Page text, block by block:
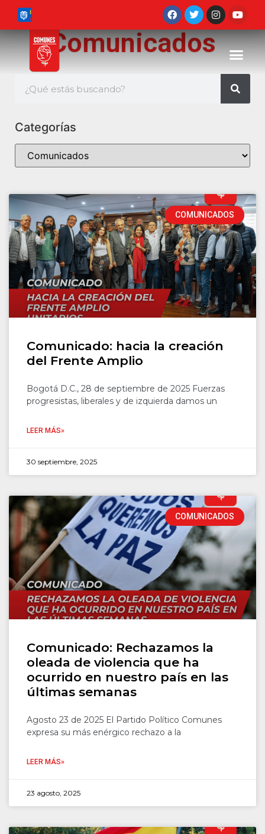
Comunicados
Categorías
COMUNICADOS
Comunicado: hacia la creación
del Frente Amplio
Bogotá D.C., 28 de septiembre de 2025 Fuerzas
progresistas, liberales y de izquierda damos un
LEER MÁS»
30 septiembre, 2025
COMUNICADOS
Comunicado: Rechazamos la
oleada de violencia que ha
ocurrido en nuestro país en las
últimas semanas
Agosto 23 de 2025 El Partido Político Comunes
expresa su más enérgico rechazo a la
LEER MÁS»
23 agosto, 2025